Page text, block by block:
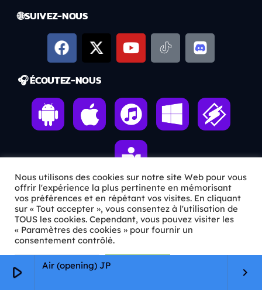
play_arrow Air (opening) JP
keyboard_arrow_right
🌐 SUIVEZ-NOUS
🎧 ÉCOUTEZ-NOUS
ℹ️ INFOS PRATIQUES
✉️Contact
🦊Qui sommes-nous ?
📄
Nous utilisons des cookies sur notre site Web pour vous
offrir l'expérience la plus pertinente en mémorisant
vos préférences et en répétant vos visites. En cliquant
sur « Tout accepter », vous consentez à l'utilisation de
TOUS les cookies. Cependant, vous pouvez visiter les
« Paramètres des cookies » pour fournir un
consentement contrôlé.
Paramètres Cookie